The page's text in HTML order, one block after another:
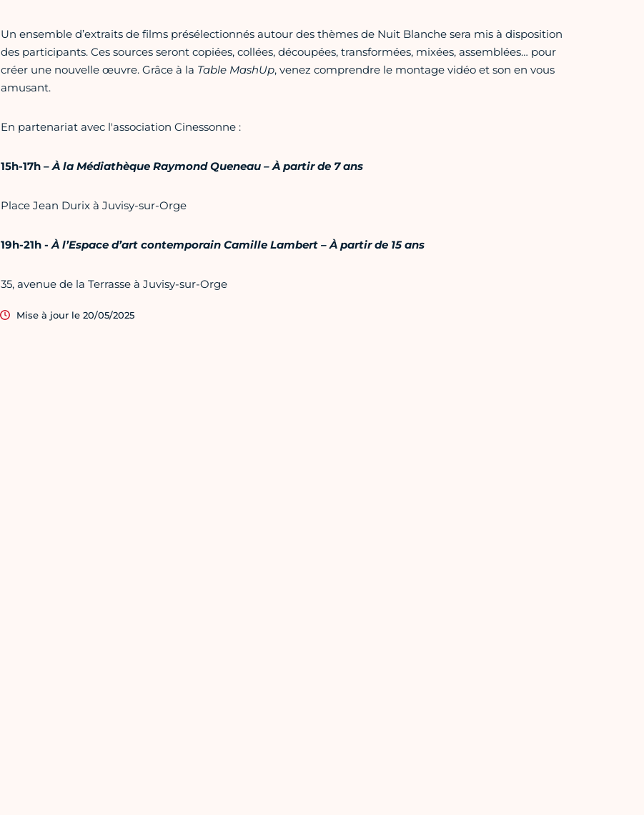
Un ensemble d’extraits de films présélectionnés autour des thèmes de Nuit Blanche sera mis à disposition
des participants. Ces sources seront copiées, collées, découpées, transformées, mixées, assemblées… pour
créer une nouvelle œuvre. Grâce à la Table MashUp, venez comprendre le montage vidéo et son en vous
amusant.
En partenariat avec l'association Cinessonne :
15h-17h –À la Médiathèque Raymond Queneau – À partir de 7 ans
Place Jean Durix à Juvisy-sur-Orge
19h-21h -À l’Espace d’art contemporain Camille Lambert – À partir de 15 ans
35, avenue de la Terrasse à Juvisy-sur-Orge
Mise à jour le 20/05/2025